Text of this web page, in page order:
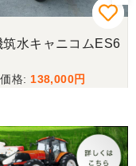
も親切な対応であ
筑水キャニコムES6
138,000